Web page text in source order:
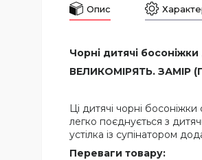
Опис
Чорні дитячі
ВЕЛИКОМІРЯТЬ. ЗАМІР
Ці дитячі чорні
легко поєднується з
устілка із супінатором
Переваги товару: